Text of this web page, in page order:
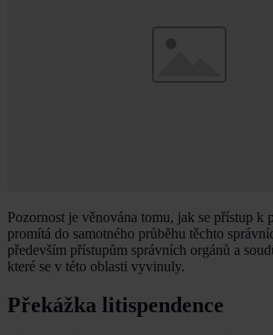
Pozornost je věnována tomu, jak se přístup k
promítá do samotného průběhu těchto
především přístupům správních orgánů a
které se v této oblasti vyvinuly.
Překážka litispendence